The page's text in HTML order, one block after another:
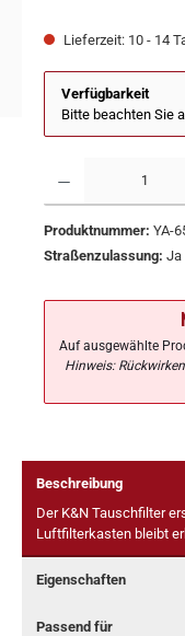
Lieferzeit: 10 - 14
Verfügbarkeit
Bitte beachten Sie
Produktnummer: YA-
Straßenzulassung: Ja
Auf ausgewählte
Hinweis:
Beschreibung
Der K&N Tauschfilter
Luftfilterkasten bleibt
Eigenschaften
Passend für